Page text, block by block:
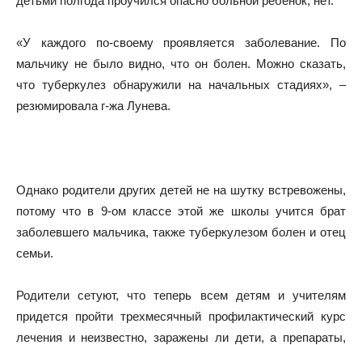
«У каждого по-своему проявляется заболевание. По
мальчику не было видно, что он болен. Можно сказать,
что туберкулез обнаружили на начальных стадиях», –
резюмировала г-жа Лунева.
Однако родители других детей не на шутку встревожены,
потому что в 9-ом классе этой же школы учится брат
заболевшего мальчика, также туберкулезом болен и отец
семьи.
Родители сетуют, что теперь всем детям и учителям
придется пройти трехмесячный профилактический курс
лечения и неизвестно, заражены ли дети, а препараты,